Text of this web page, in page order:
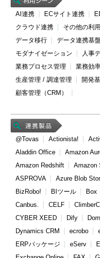
AI連携 ECサイト連携
クラウド連携
その他の利
データ移行
データ連携基
モダナイゼーション
人事
業務プロセス管理
業務効
生産管理 / 調達管理
開発
顧客管理（CRM）
@Tovas Actionista!
Aladdin Office
Amazon
Amazon Redshift
Amazon
ASPROVA
Azure Blob
BizRobo!
BIツール Box
Canbus.
CELF
CYBER XEED
Dify
Dynamics CRM
ecrobo
ERPパッケージ
eServ